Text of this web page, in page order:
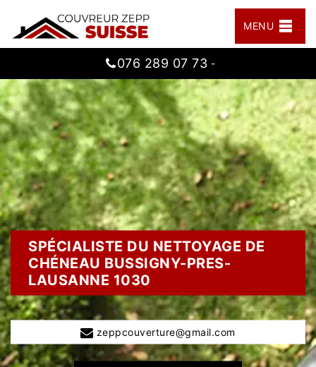
MENU
076 289 07 73 -
SPÉCIALISTE DU NETTOYAGE DE
CHÉNEAU BUSSIGNY-PRES-
LAUSANNE 1030
zeppcouverture@gmail.com